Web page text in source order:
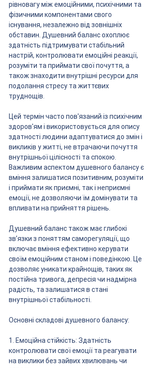
рівновагу між емоційними, психічними та
фізичними компонентами свого
існування, незалежно від зовнішніх
обставин. Душевний баланс охоплює
здатність підтримувати стабільний
настрій, контролювати емоційні реакції,
розуміти та приймати свої почуття, а
також знаходити внутрішні ресурси для
подолання стресу та життєвих
труднощів.
Цей термін часто пов'язаний із психічним
здоров'ям і використовується для опису
здатності людини адаптуватися до змін і
викликів у житті, не втрачаючи почуття
внутрішньої цілісності та спокою.
Важливим аспектом душевного балансу є
вміння залишатися позитивним, розуміти
і приймати як приємні, так і неприємні
емоції, не дозволяючи їм домінувати та
впливати на прийняття рішень.
Душевний баланс також має глибокі
зв’язки з поняттям саморегуляції, що
включає вміння ефективно керувати
своїм емоційним станом і поведінкою. Це
дозволяє уникати крайнощів, таких як
постійна тривога, депресія чи надмірна
радість, та залишатися в стані
внутрішньої стабільності.
Основні складові душевного балансу:
1. Емоційна стійкість: Здатність
контролювати свої емоції та реагувати
на виклики без зайвих хвилювань чи